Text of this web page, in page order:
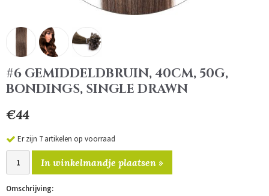
#6 GEMIDDELDBRUIN, 40CM, 50G,
BONDINGS, SINGLE DRAWN
€44
Er zijn 7 artikelen op voorraad
In winkelmandje plaatsen »
Omschrijving: